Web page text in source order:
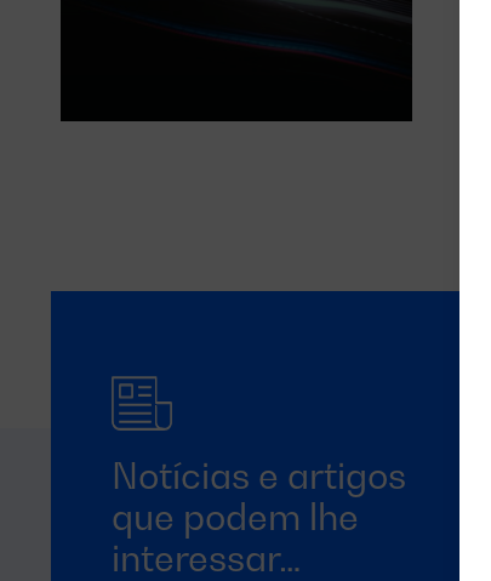
Notícias e artigos
que podem lhe
interessar…